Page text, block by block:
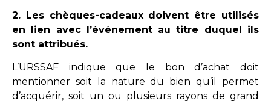
2. Les chèques-cadeaux doivent être utilisés
en lien avec l’événement au titre duquel ils
sont attribués.
L’URSSAF indique que le bon d’achat doit
mentionner soit la nature du bien qu’il permet
d’acquérir, soit un ou plusieurs rayons de grand